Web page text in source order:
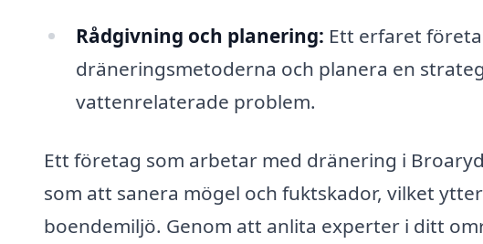
Rådgivning och planering: Ett erfaret
dräneringsmetoderna och planera en
vattenrelaterade problem.
Ett företag som arbetar med dränering i
som att sanera mögel och fuktskador, vilket
boendemiljö. Genom att anlita experter i ditt